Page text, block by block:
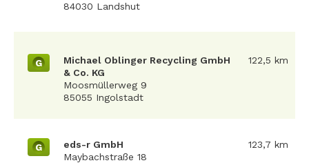
84030 Landshut
G
Michael Oblinger Recycling GmbH
& Co. KG
Moosmüllerweg 9
85055 Ingolstadt
122,5 km
G
eds-r GmbH
Maybachstraße 18
123,7 km